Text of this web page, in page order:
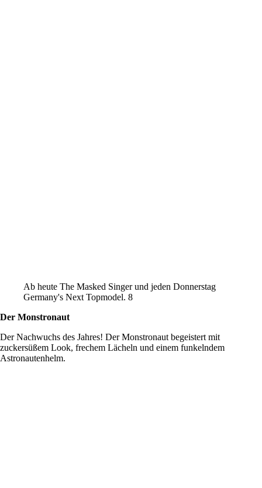
Ab heute The Masked Singer und jeden Donnerstag
Germany's Next Topmodel. 8
Der Monstronaut
Der Nachwuchs des Jahres! Der Monstronaut begeistert mit
zuckersüßem Look, frechem Lächeln und einem funkelndem
Astronautenhelm.